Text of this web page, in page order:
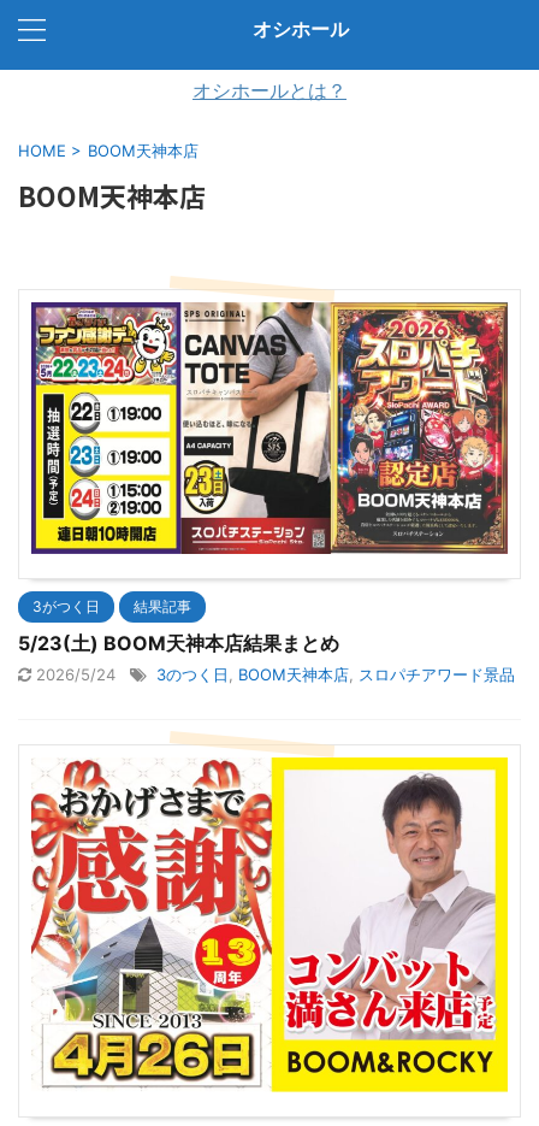
オシホール
オシホールとは？
HOME > BOOM天神本店
BOOM天神本店
3がつく日 結果記事
5/23(土) BOOM天神本店結果まとめ
2026/5/24 3のつく日, BOOM天神本店, スロパチアワード景品